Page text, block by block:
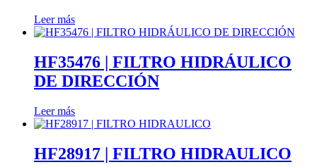
Leer más
HF35476 | FILTRO HIDRÁULICO
DE DIRECCIÓN
Leer más
HF28917 | FILTRO HIDRAULICO